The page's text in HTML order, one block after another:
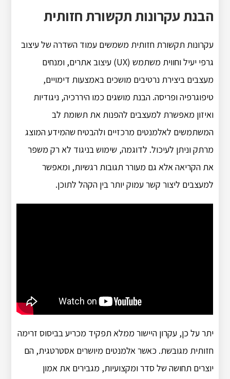
הבנת עקרונות תקשורת חזותית
עקרונות תקשורת חזותית משמשים עמוד השדרה של עיצוב
גרפי יעיל וחווית משתמש (UX) עיצוב אתרים, ומנחים
מעצבים ביצירת נרטיבים מושכים באמצעות דימויים,
טיפוגרפיה ופריסה. הבנת מושגים כמו היררכיה, ניגודיות
ואיזון מאפשרת למעצבים להפנות את תשומת לב
המשתמשים לאלמנטים מרכזיים ולהבטיח שהמידע המוצג
מרתק וניתן לעיכול. לדוגמה, שימוש בניגוד לא רק משפר
את הקריאה אלא גם מעורר תגובות רגשיות, ומאפשר
למעצבים ליצור קשר עמוק יותר בין הקהל לתוכן.
יתר על כן, עקרון היישור ממלא תפקיד מכריע בביסוס זרימה
חזותית מגובשת. כאשר אלמנטים מיושרים אסטרטגית, הם
יוצרים תחושה של סדר ומקצועיות, מגבירים את אמון